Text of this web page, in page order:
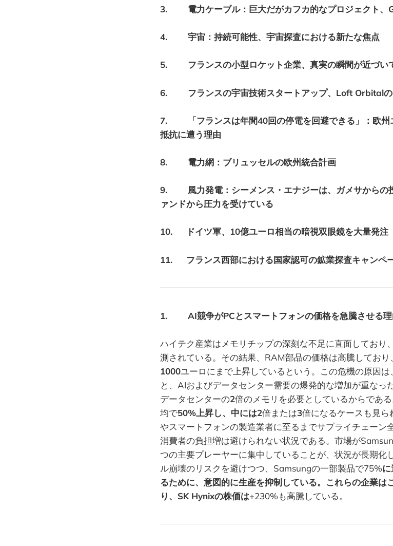
3. 電力ケーブル：巨大だがカフカ的なプロジェクト、
4. 宇宙：持続可能性、宇宙探査における新たな焦点
5. フランスの小型ロケット企業、真実の瞬間が近づい
6. フランスの宇宙技術スタートアップ、Loft Orbitalの
7. 「フランスは年間40回の停電を回避できる」：欧州
抵抗に遭う理由
8. 電力網：ブリュッセルの欧州統合計画
9. 風力発電：シーメンス・エナジーは、ガメサからの
ァンドから圧力を受けている
10. ドイツ軍、10億ユーロ相当の暗視双眼鏡を大量発注
11. フランス西部における国家認可の鉱業探査キャンペ
1. AI競争がPCとスマートフォンの価格を急騰させる理
ハイテク産業はメモリチップの深刻な不足に直面しており
測されている。その結果、RAM部品の価格は高騰しており
1000ユーロにまで上昇しているという。この危機の原因は、
と、AIおよびデータセンター需要の爆発的な増加が重なっ
データセンターの2倍のメモリを必要としているからであ
均で50%上昇し、中には2倍または3倍になるケースも見ら
やスマートフォンの製造業者に至るまでサプライチェーン
消費者の負担増は避けられない状況である。市場が
つの主要プレーヤーに集中していることが、状況が長期化
ル崩壊のリスクを避けつつ、Samsungの一部製品で75%
るために、意図的に生産を抑制している。これらの企業は
り、SK Hynixの株価は+230%も高騰している。